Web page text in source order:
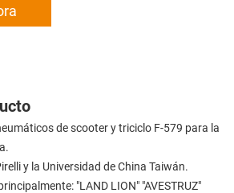
de scooter y triciclo F-579 para la
y la Universidad de China Taiwán.
"LAND LION" "AVESTRUZ"